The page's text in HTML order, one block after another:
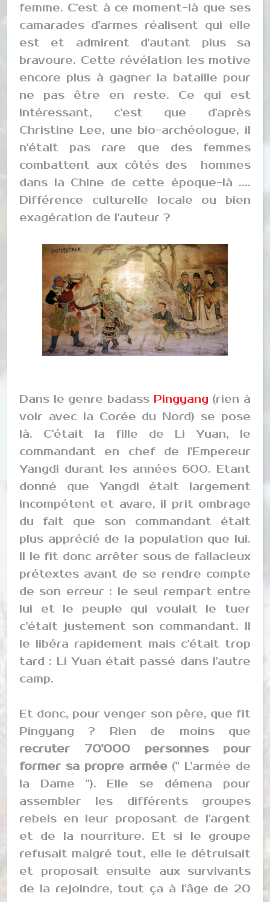
femme. C'est à ce moment-là que ses
camarades d'armes réalisent qui elle
est et admirent d'autant plus sa
bravoure. Cette révélation les motive
encore plus à gagner la bataille pour
ne pas être en reste. Ce qui est
intéressant, c'est que d'après
Christine Lee, une bio-archéologue, il
n'était pas rare que des femmes
combattent aux côtés des hommes
dans la Chine de cette époque-là ....
Différence culturelle locale ou bien
exagération de l'auteur ?
Dans le genre badass Pingyang (rien à
voir avec la Corée du Nord) se pose
là. C'était la fille de Li Yuan, le
commandant en chef de l'Empereur
Yangdi durant les années 600. Etant
donné que Yangdi était largement
incompétent et avare, il prit ombrage
du fait que son commandant était
plus apprécié de la population que lui.
Il le fit donc arrêter sous de fallacieux
prétextes avant de se rendre compte
de son erreur : le seul rempart entre
lui et le peuple qui voulait le tuer
c'était justement son commandant. Il
le libéra rapidement mais c'était trop
tard : Li Yuan était passé dans l'autre
camp.
Et donc, pour venger son père, que fit
Pingyang ? Rien de moins que
recruter 70'000 personnes pour
former sa propre armée(" L'armée de
la Dame "). Elle se démena pour
assembler les différents groupes
rebels en leur proposant de l'argent
et de la nourriture. Et si le groupe
refusait malgré tout, elle le détruisait
et proposait ensuite aux survivants
de la rejoindre, tout ça à l'âge de 20